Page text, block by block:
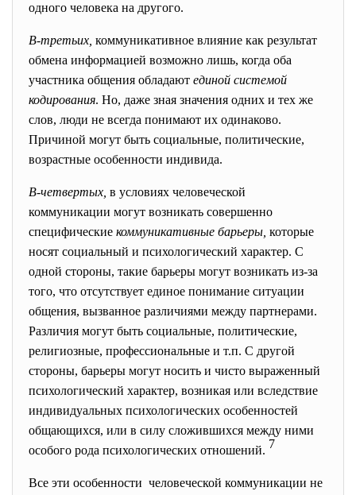
одного человека на другого.
В-третьих, коммуникативное влияние как результат
обмена информацией возможно лишь, когда оба
участника общения обладают единой системой
кодирования. Но, даже зная значения одних и тех же
слов, люди не всегда понимают их одинаково.
Причиной могут быть социальные, политические,
возрастные особенности индивида.
В-четвертых, в условиях человеческой
коммуникации могут возникать совершенно
специфические коммуникативные барьеры, которые
носят социальный и психологический характер. С
одной стороны, такие барьеры могут возникать из-за
того, что отсутствует единое понимание ситуации
общения, вызванное различиями между партнерами.
Различия могут быть социальные, политические,
религиозные, профессиональные и т.п. С другой
стороны, барьеры могут носить и чисто выраженный
психологический характер, возникая или вследствие
индивидуальных психологических особенностей
общающихся, или в силу сложившихся между ними
особого рода психологических отношений. 7
Все эти особенности человеческой коммуникации не